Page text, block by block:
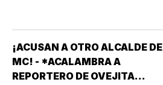
¡ACUSAN A OTRO ALCALDE DE
MC! - *ACALAMBRA A
REPORTERO DE OVEJITA